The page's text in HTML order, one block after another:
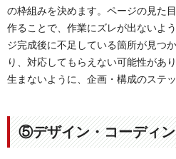
の枠組みを決めます。ページの見た
作ることで、作業にズレが出ないよ
ジ完成後に不足している箇所が見つ
り、対応してもらえない可能性があ
生まないように、企画・構成のステ
⑤デザイン・コーディ